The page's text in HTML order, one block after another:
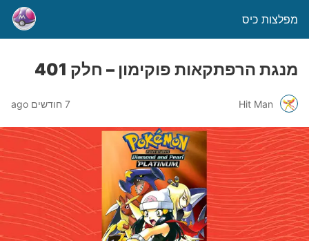
מפלצות כיס
מנגת הרפתקאות פוקימון – חלק 401
Hit Man 7 חודשים ago